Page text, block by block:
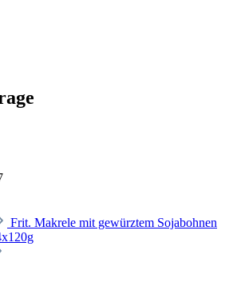
Frit. Makrele mit gewürztem Sojabohnen